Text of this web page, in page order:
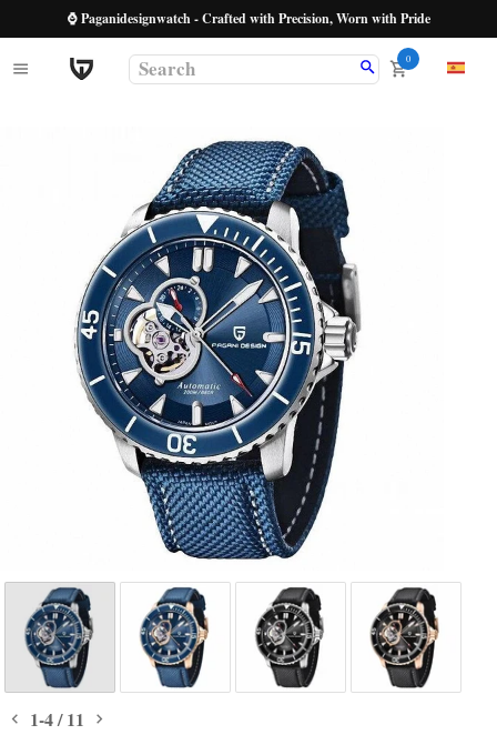
⌚ Paganidesignwatch - Crafted with Precision, Worn with Pride
0
1-4/ 11